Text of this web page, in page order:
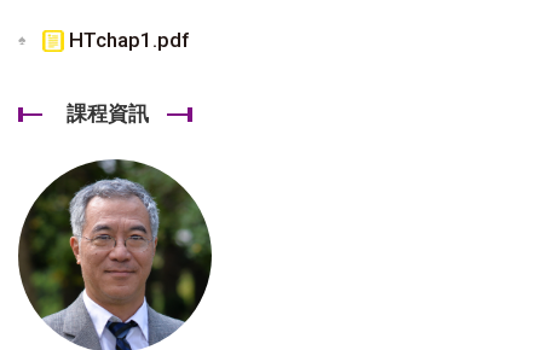
HTchap1.pdf
課程資訊